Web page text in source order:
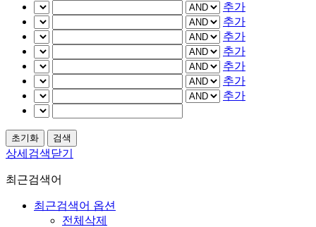
추가
추가
추가
추가
추가
추가
추가
상세검색닫기
최근검색어
최근검색어 옵션
전체삭제